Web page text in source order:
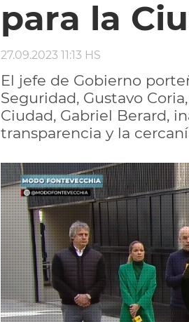
para la
27.09.2023 11:13 HS
El jefe de Gobierno
Seguridad, Gustavo
Ciudad, Gabriel Berard,
transparencia y la